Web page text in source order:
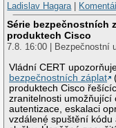
Ladislav Hagara|
Série bezpečnostních
produktech Cisco
7.8. 16:00 | Bezpečnostní
Vládní CERT
bezpečnostních záplat
produktech Cisco
zranitelnosti umožňující
autentizace, eskalaci
vzdálené spuštění kódu